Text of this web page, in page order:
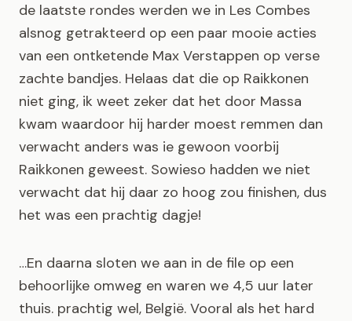
de laatste rondes werden we in Les Combes
alsnog getrakteerd op een paar mooie acties
van een ontketende Max Verstappen op verse
zachte bandjes. Helaas dat die op Raikkonen
niet ging, ik weet zeker dat het door Massa
kwam waardoor hij harder moest remmen dan
verwacht anders was ie gewoon voorbij
Raikkonen geweest. Sowieso hadden we niet
verwacht dat hij daar zo hoog zou finishen, dus
het was een prachtig dagje!
…En daarna sloten we aan in de file op een
behoorlijke omweg en waren we 4,5 uur later
thuis. prachtig wel, België. Vooral als het hard